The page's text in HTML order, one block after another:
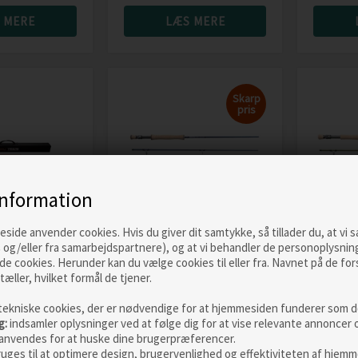
anvender cookies. Hvis du giver dit samtykke, så tillader du, at vi
og/eller fra samarbejdspartnere), og at vi behandler de
cookies. Herunder kan du vælge cookies til eller fra. Navnet på de
hvilket formål de tjener.
cookies, der er nødvendige for at hjemmesiden funderer som
indsamler oplysninger ved at følge dig for at vise relevante annoncer
for at huske dine brugerpræferencer.
til at optimere design, brugervenlighed og effektiviteten af
LÆS MERE
13'
fluestang
DKK
Skarp
pris
Scierra Salis
fluestang 9' #7
Vejl. pris
1.199,00DKK
LÆS MERE
Scierra